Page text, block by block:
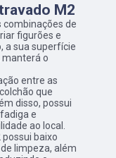
M2
combinações de
figurões e
a sua superfície
manterá o
entre as
que
disso, possui
e
ao local.
possui baixo
limpeza, além